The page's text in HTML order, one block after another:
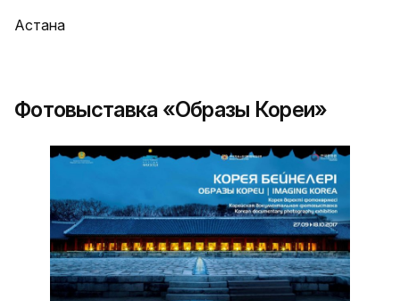
Астана
Фотовыставка «Образы Кореи»